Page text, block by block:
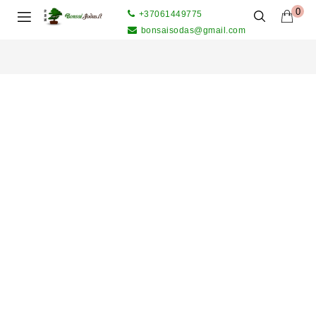
0
+37061449775
bonsaisodas@gmail.com